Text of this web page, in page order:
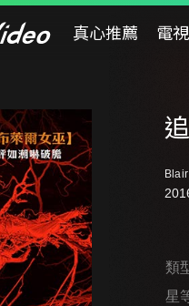
真心推薦 電
類
星